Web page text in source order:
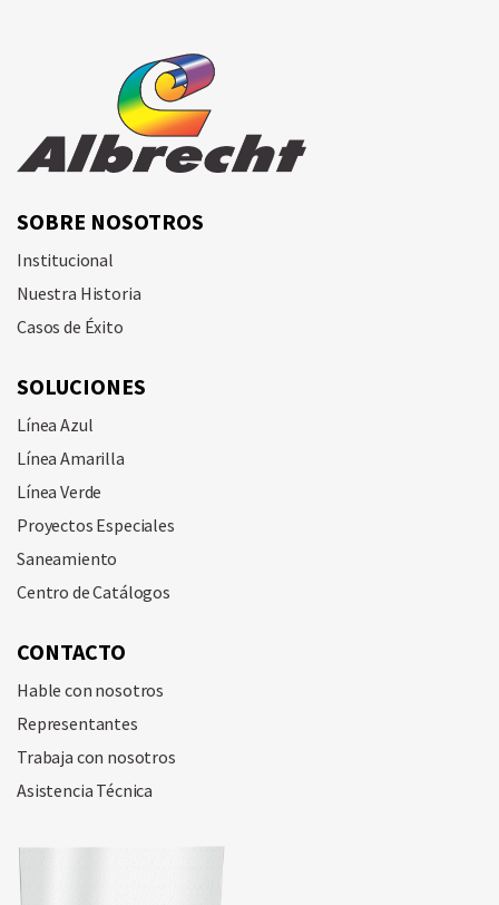
SOBRE NOSOTROS
Institucional
Nuestra Historia
Casos de Éxito
SOLUCIONES
Línea Azul
Línea Amarilla
Línea Verde
Proyectos Especiales
Saneamiento
Centro de Catálogos
CONTACTO
Hable con nosotros
Representantes
Trabaja con nosotros
Asistencia Técnica